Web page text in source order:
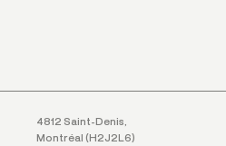
4812 Saint-Denis,
Montréal (H2J2L6)